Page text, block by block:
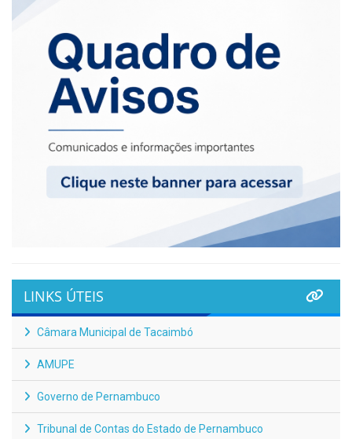
LINKS ÚTEIS
Câmara Municipal de Tacaimbó
AMUPE
Governo de Pernambuco
Tribunal de Contas do Estado de Pernambuco